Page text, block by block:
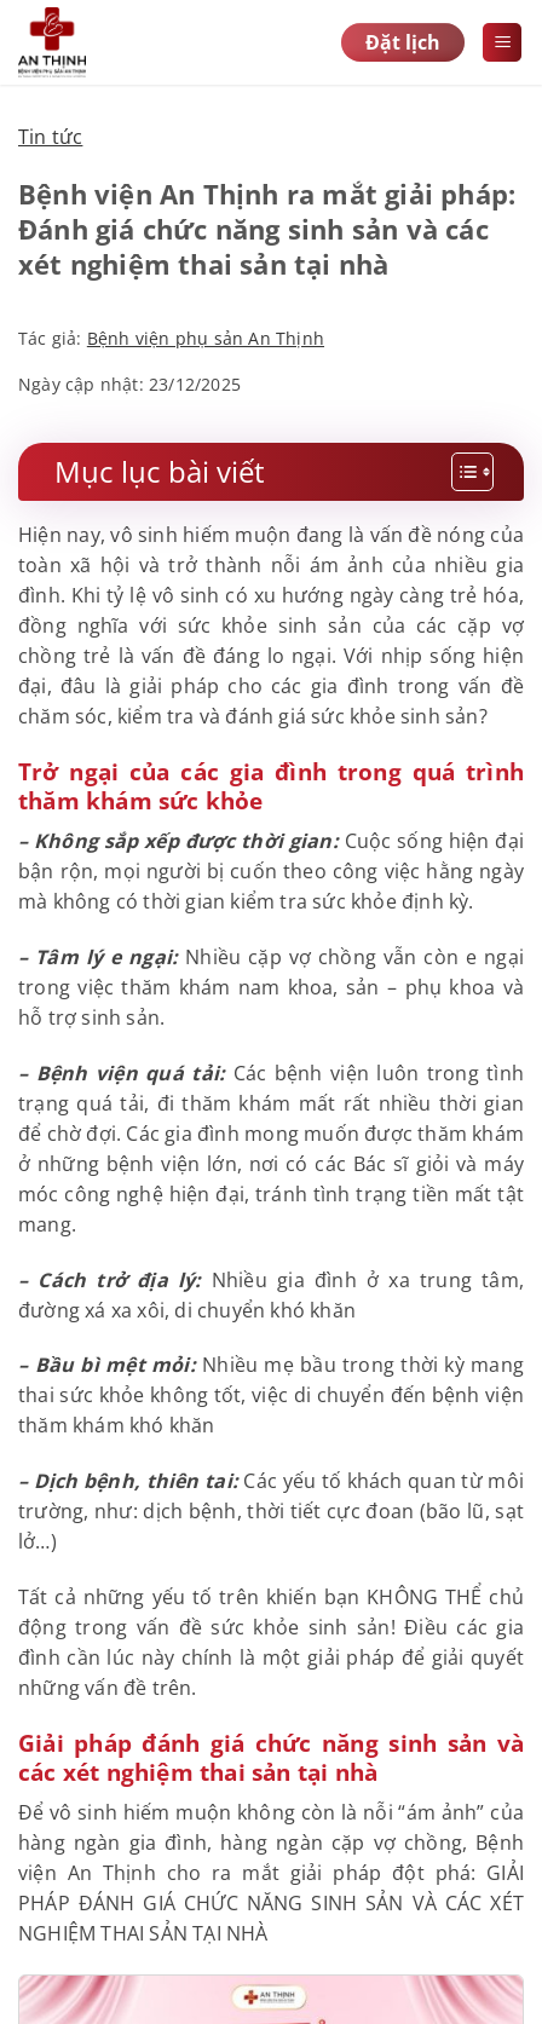
qua
nội
Đặt lịch
Tin tức
Bệnh viện An Thịnh ra mắt giải pháp:
Đánh giá chức năng sinh sản và các
xét nghiệm thai sản tại nhà
Tác giả: Bệnh viện phụ sản An Thịnh
Ngày cập nhật: 23/12/2025
Mục lục bài viết
Hiện nay, vô sinh hiếm muộn đang là vấn đề nóng của
toàn xã hội và trở thành nỗi ám ảnh của nhiều gia
đình. Khi tỷ lệ vô sinh có xu hướng ngày càng trẻ hóa,
đồng nghĩa với sức khỏe sinh sản của các cặp vợ
chồng trẻ là vấn đề đáng lo ngại. Với nhịp sống hiện
đại, đâu là giải pháp cho các gia đình trong vấn đề
chăm sóc, kiểm tra và đánh giá sức khỏe sinh sản?
Trở ngại của các gia đình trong quá trình
thăm khám sức khỏe
– Không sắp xếp được thời gian:Cuộc sống hiện đại
bận rộn, mọi người bị cuốn theo công việc hằng ngày
mà không có thời gian kiểm tra sức khỏe định kỳ.
– Tâm lý e ngại:Nhiều cặp vợ chồng vẫn còn e ngại
trong việc thăm khám nam khoa, sản – phụ khoa và
hỗ trợ sinh sản.
– Bệnh viện quá tải:Các bệnh viện luôn trong tình
trạng quá tải, đi thăm khám mất rất nhiều thời gian
để chờ đợi. Các gia đình mong muốn được thăm khám
ở những bệnh viện lớn, nơi có các Bác sĩ giỏi và máy
móc công nghệ hiện đại, tránh tình trạng tiền mất tật
mang.
– Cách trở địa lý:Nhiều gia đình ở xa trung tâm,
đường xá xa xôi, di chuyển khó khăn
– Bầu bì mệt mỏi:Nhiều mẹ bầu trong thời kỳ mang
thai sức khỏe không tốt, việc di chuyển đến bệnh viện
thăm khám khó khăn
– Dịch bệnh, thiên tai:Các yếu tố khách quan từ môi
trường, như: dịch bệnh, thời tiết cực đoan (bão lũ, sạt
lở…)
Tất cả những yếu tố trên khiến bạn KHÔNG THỂ chủ
động trong vấn đề sức khỏe sinh sản! Điều các gia
đình cần lúc này chính là một giải pháp để giải quyết
những vấn đề trên.
Giải pháp đánh giá chức năng sinh sản và
các xét nghiệm thai sản tại nhà
Để vô sinh hiếm muộn không còn là nỗi “ám ảnh” của
hàng ngàn gia đình, hàng ngàn cặp vợ chồng, Bệnh
viện An Thịnh cho ra mắt giải pháp đột phá: GIẢI
PHÁP ĐÁNH GIÁ CHỨC NĂNG SINH SẢN VÀ CÁC XÉT
NGHIỆM THAI SẢN TẠI NHÀ